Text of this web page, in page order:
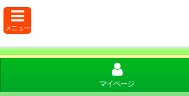
メニュー
マイページ